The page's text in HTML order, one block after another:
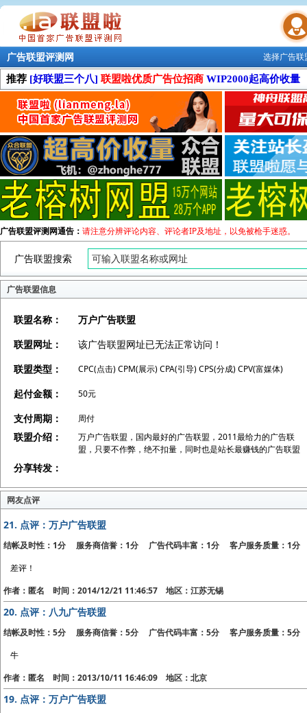
联盟学院
选择广告
广告联盟评测网
推荐 [好联盟三个八] 联盟啦优质广告位招商 WIP2000起高价收量
广告联盟评测网通告： 请注意分辨评论内容、评论者IP及地址，以免被枪手迷惑。
广告联盟搜索
广告联盟信息
联盟名称：
万户广告联盟
联盟网址：
该广告联盟网址已无法正常访问！
联盟类型：
CPC(点击) CPM(展示) CPA(引导) CPS(分成) CPV(富媒体)
起付金额： 50元
支付周期： 周付
联盟介绍：
万户广告联盟，国内最好的广告联盟，2011最给力的广告联
盟，只要不作弊，绝不扣量，同时也是站长最赚钱的广告联盟
分享转发：
网友点评
21. 点评：万户广告联盟
结帐及时性：1分 服务商信誉：1分 广告代码丰富：1分 客户服务质量：1分
差评！
作者：匿名 时间：2014/12/21 11:46:57 地区：江苏无锡
20. 点评：八九广告联盟
结帐及时性：5分 服务商信誉：5分 广告代码丰富：5分 客户服务质量：5分
牛
作者：匿名 时间：2013/10/11 16:46:09 地区：北京
19. 点评：万户广告联盟